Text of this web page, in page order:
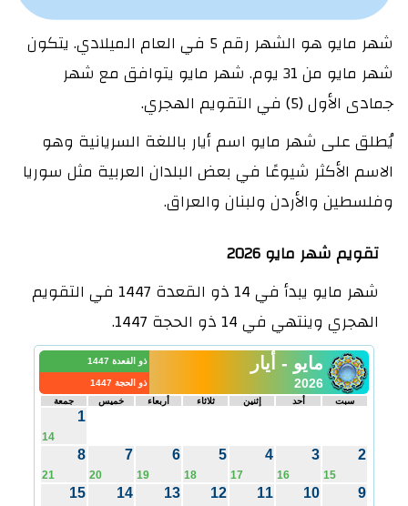
شهر مايو هو الشهر رقم 5 في العام الميلادي. يتكون
شهر مايو من 31 يوم. شهر مايو يتوافق مع شهر
جمادى الأول (5) في التقويم الهجري.
يُطلق على شهر مايو اسم أيار باللغة السريانية وهو
الاسم الأكثر شيوعًا في بعض البلدان العربية مثل سوريا
وفلسطين والأردن ولبنان والعراق.
تقويم شهر مايو 2026
شهر مايو يبدأ في 14 ذو القعدة 1447 في التقويم
الهجري وينتهي في 14 ذو الحجة 1447.
مايو - أيار
2026
ذو القعدة 1447
ذو الحجة 1447
سبت
أحد إثنين ثلاثاء أربعاء خميس جمعة
1
14
2
15
3
16
4
17
5
18
6
19
7
20
8
21
9
10
11
12
13
14
15